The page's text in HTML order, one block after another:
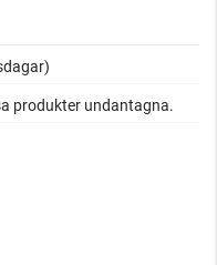
produkter undantagna.